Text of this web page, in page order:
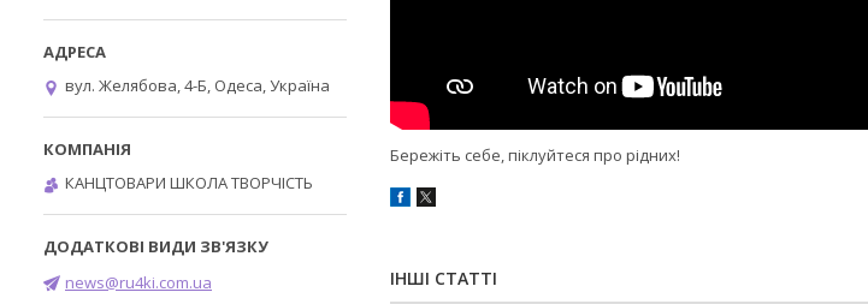
Бережіть себе, піклуйтеся про рідних!
ІНШІ СТАТТІ
вул. Желябова, 4-Б, Одеса, Україна
КАНЦТОВАРИ ШКОЛА ТВОРЧІСТЬ
news@ru4ki.com.ua